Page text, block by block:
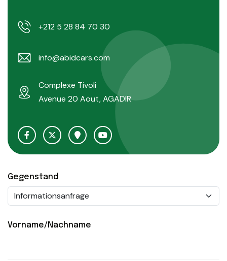
+212 5 28 84 70 30
info@abidcars.com
Complexe Tivoli
Avenue 20 Aout, AGADIR
Facebook Abid Cars
X Abid CarsGoogle Maps Abid Cars
YouTube Abid Cars
Gegenstand
Vorname/Nachname